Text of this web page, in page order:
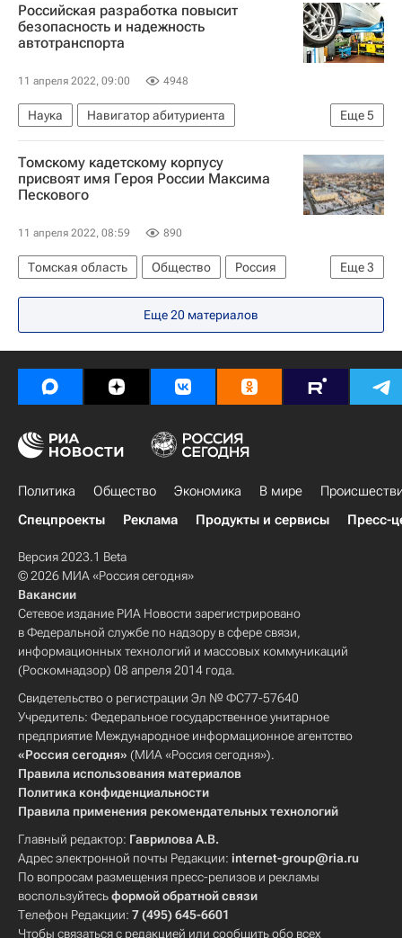
Министерство экономического развития РФ (Минэкономразвития России)
Александр Исаевич
Российская разработка повысит
безопасность и надежность
автотранспорта
11 апреля 2022, 09:00 4948
Еще5
Наука
Навигатор абитуриента
Вятский государственный университет
Университетская наука
Киров
Безопасность
Томскому кадетскому корпусу
присвоят имя Героя России Максима
Пескового
11 апреля 2022, 08:59 890
Еще3
Томская область Общество
Россия
Томская область
Томск
Сергей Жвачкин
Еще 20 материалов
Политика Общество Экономика В мире
Спецпроекты
Реклама Продукты и сервисы Пресс-
Версия 2023.1 Beta
© 2026 МИА «Россия сегодня»
Вакансии
Сетевое издание РИА Новости зарегистрировано
в Федеральной службе по надзору в сфере связи,
информационных технологий и массовых коммуникаций
(Роскомнадзор) 08 апреля 2014 года.
Свидетельство о регистрации Эл № ФС77-57640
Учредитель: Федеральное государственное унитарное
предприятие Международное информационное агентство
«Россия сегодня» (МИА «Россия сегодня»).
Правила использования материалов
Политика конфиденциальности
Правила применения рекомендательных технологий
Главный редактор: Гаврилова А.В.
Адрес электронной почты Редакции: internet-group@ria.ru
По вопросам размещения пресс-релизов и рекламы
воспользуйтесьформой обратной связи
Телефон Редакции: 7 (495) 645-6601
Чтобы связаться с редакцией или сообщить обо всех